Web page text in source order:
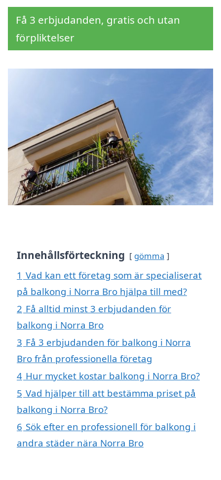
Få 3 erbjudanden, gratis och utan
förpliktelser
Innehållsförteckning gömma
1 Vad kan ett företag som är specialiserat
på balkong i Norra Bro hjälpa till med?
2 Få alltid minst 3 erbjudanden för
balkong i Norra Bro
3 Få 3 erbjudanden för balkong i Norra
Bro från professionella företag
4 Hur mycket kostar balkong i Norra Bro?
5 Vad hjälper till att bestämma priset på
balkong i Norra Bro?
6 Sök efter en professionell för balkong i
andra städer nära Norra Bro